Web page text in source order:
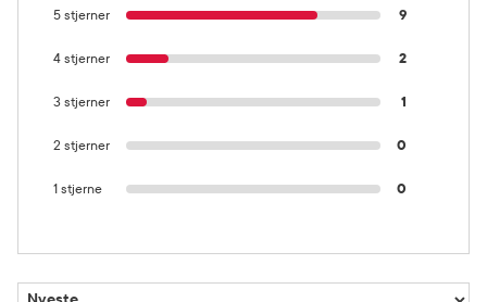
5 stjerner 9
4 stjerner 2
3 stjerner 1
2 stjerner 0
1 stjerne 0